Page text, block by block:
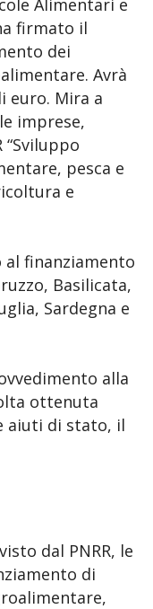
Alimentari e
firmato il
dei
Avrà
euro. Mira a
imprese,
“Sviluppo
pesca e
e
al finanziamento
Basilicata,
Sardegna e
alla
ottenuta
aiuti di stato, il
dal PNRR, le
di